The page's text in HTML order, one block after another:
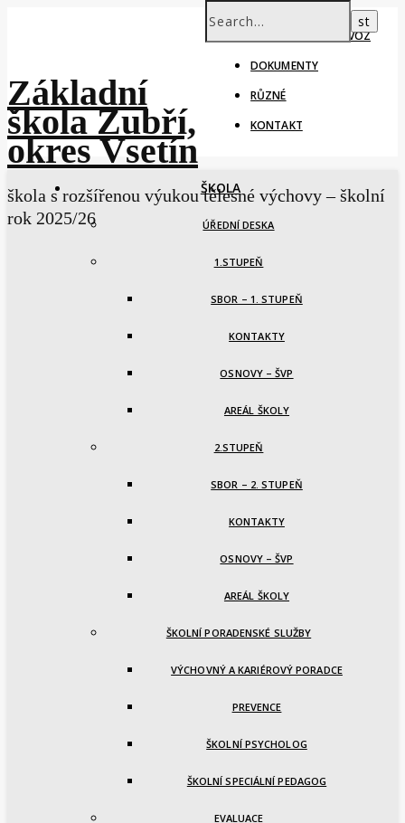
ŠKOLNÍ ROK – PROVOZ
DOKUMENTY
RŮZNÉ
KONTAKT
Základní
škola Zubří,
okres Vsetín
škola s rozšířenou výukou tělesné výchovy – školní
rok 2025/26
ŠKOLA
ÚŘEDNÍ DESKA
1.STUPEŇ
SBOR – 1. STUPEŇ
KONTAKTY
OSNOVY – ŠVP
AREÁL ŠKOLY
2.STUPEŇ
SBOR – 2. STUPEŇ
KONTAKTY
OSNOVY – ŠVP
AREÁL ŠKOLY
ŠKOLNÍ PORADENSKÉ SLUŽBY
VÝCHOVNÝ A KARIÉROVÝ PORADCE
PREVENCE
ŠKOLNÍ PSYCHOLOG
ŠKOLNÍ SPECIÁLNÍ PEDAGOG
EVALUACE